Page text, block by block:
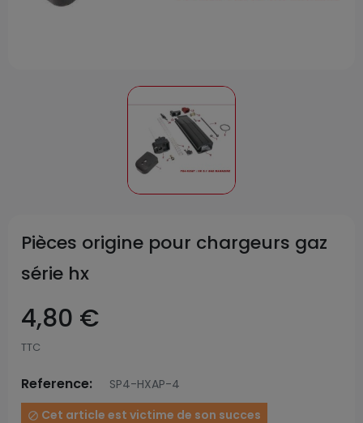
Pièces origine pour chargeurs gaz
série hx
4,80 €
TTC
Reference: SP4-HXAP-4
 Cet article est victime de son succes